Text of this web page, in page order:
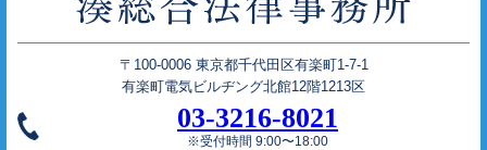
〒100-0006 東京都千代田区有楽町1-7-1
有楽町電気ビルヂング北館12階1213区
03-3216-8021
※受付時間 9:00〜18:00